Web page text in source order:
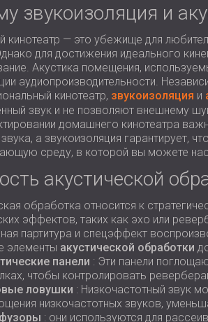
звукоизоляция и
кинотеатр — это убежище для
для достижения идеального
Акустика помещения,
аудиопроизводительности.
кинотеатр, звукоизоляция и
звук и не позволяют внешнему
домашнего кинотеатра
а звукоизоляция гарантирует,
среду, в которой вы можете
акустической
обработка относится к
эффектов, таких как эхо или
партитура и спецэффект
элементы акустической обработки
панели : Эти панели
чтобы контролировать
ловушки : Низкочастотный звук
низкочастотных звуков,
: они используются для